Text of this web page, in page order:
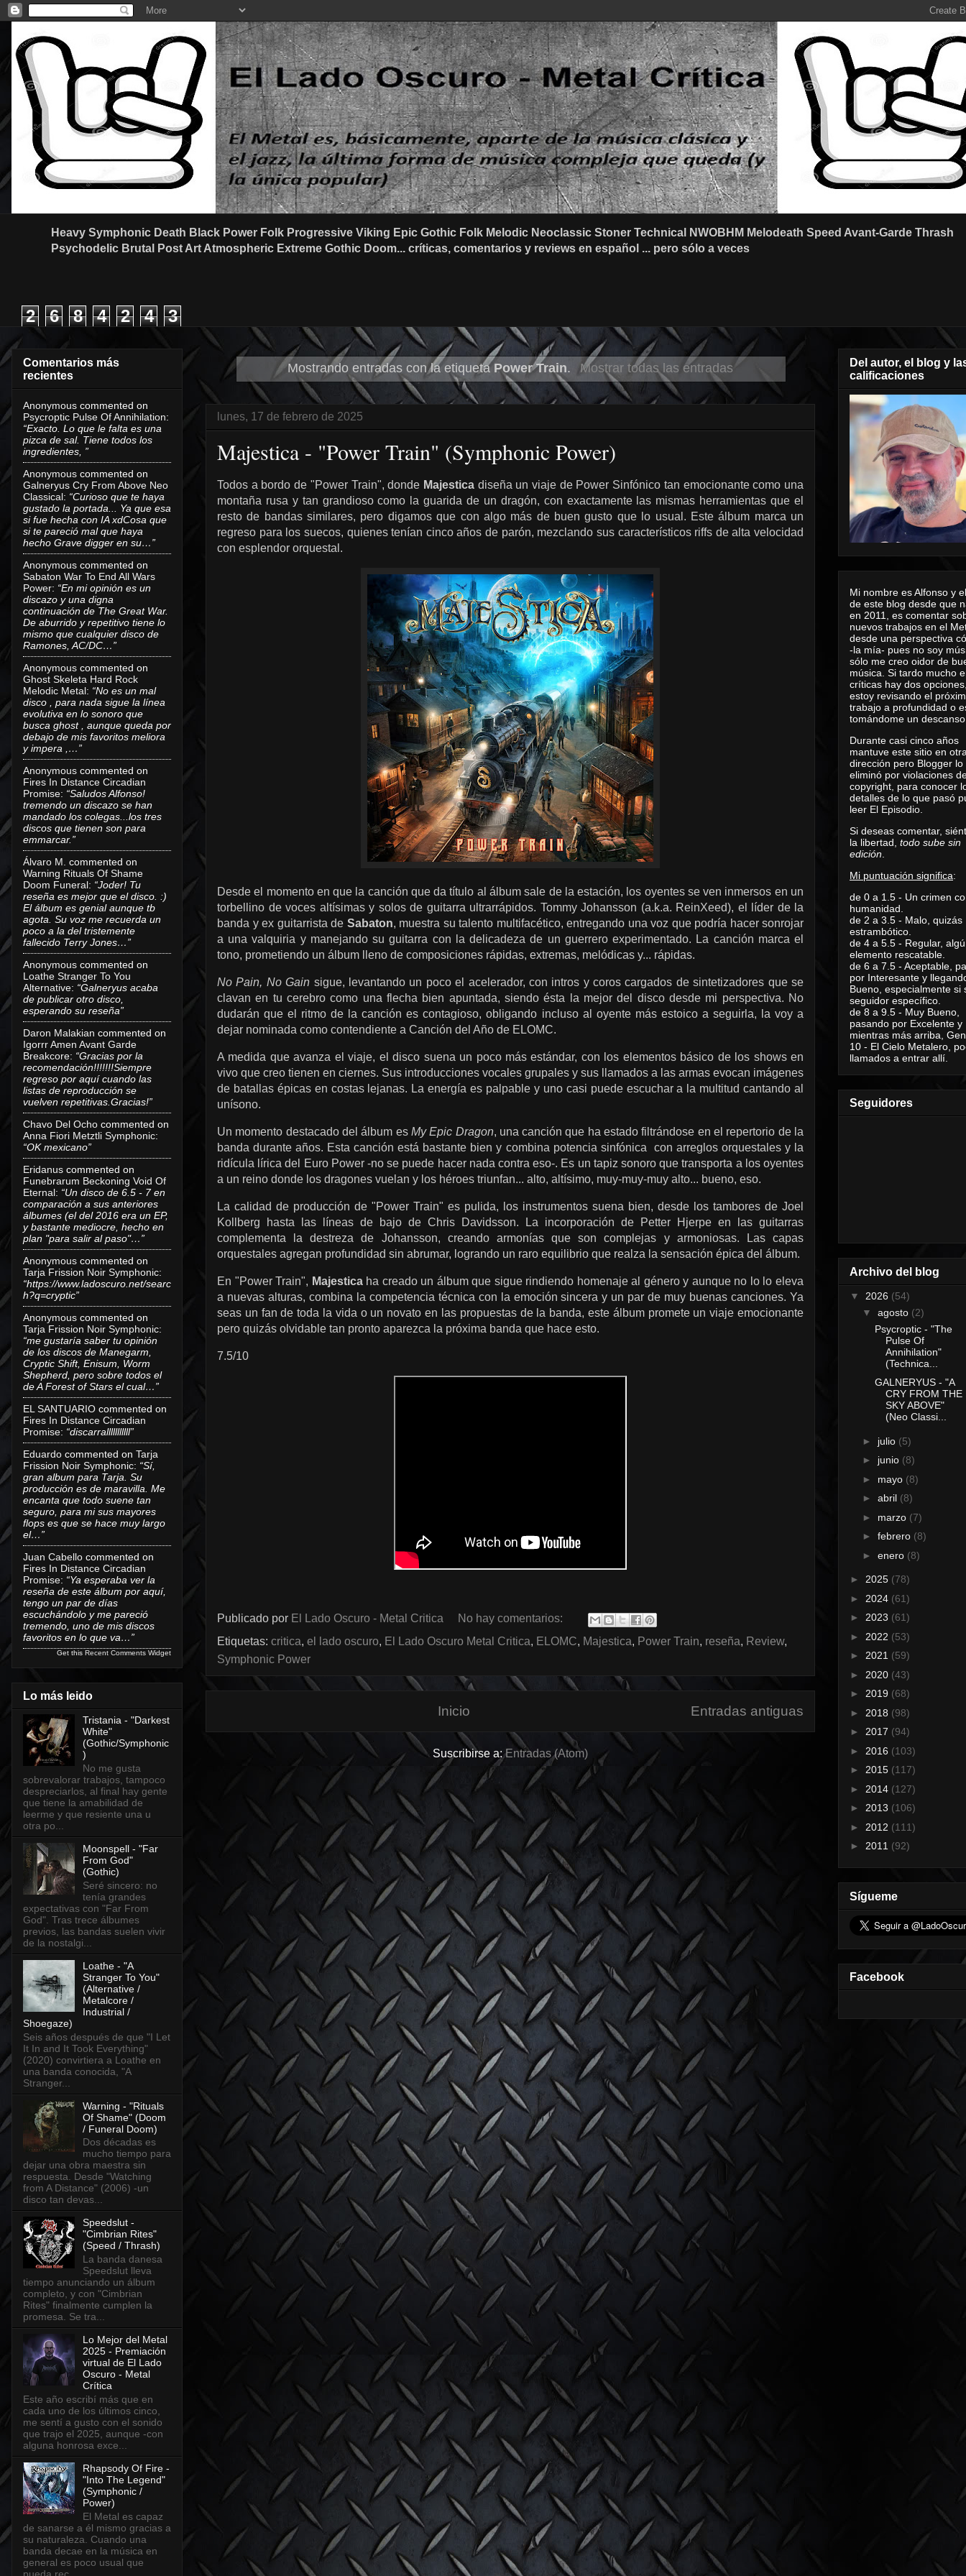
Heavy Symphonic Death Black Power Folk Progressive Viking Epic Gothic Folk Melodic Neoclassic Stoner Technical NWOBHM Melodeath Speed Avant-Garde Thrash
Psychodelic Brutal Post Art Atmospheric Extreme Gothic Doom... críticas, comentarios y reviews en español ... pero sólo a veces
2 6 8 4 2 4 3
Mostrando entradas con la etiqueta Power Train. Mostrar todas las entradas
lunes, 17 de febrero de 2025
Majestica - "Power Train" (Symphonic Power)
Todos a bordo de "Power Train", donde Majesticadiseña un viaje de Power Sinfónico tan emocionante como una
montaña rusa y tan grandioso como la guarida de un dragón, con exactamente las mismas herramientas que el
resto de bandas similares, pero digamos que con algo más de buen gusto que lo usual. Este álbum marca un
regreso para los suecos, quienes tenían cinco años de parón, mezclando sus característicos riffs de alta velocidad
con esplendor orquestal.
Desde el momento en que la canción que da título al álbum sale de la estación, los oyentes se ven inmersos en un
torbellino de voces altísimas y solos de guitarra ultrarrápidos. Tommy Johansson (a.k.a. ReinXeed), el líder de la
banda y ex guitarrista de Sabaton, muestra su talento multifacético, entregando una voz que podría hacer sonrojar
a una valquiria y manejando su guitarra con la delicadeza de un guerrero experimentado. La canción marca el
tono, prometiendo un álbum lleno de composiciones rápidas, extremas, melódicas y... rápidas.
No Pain, No Gain sigue, levantando un poco el acelerador, con intros y coros cargados de sintetizadores que se
clavan en tu cerebro como una flecha bien apuntada, siendo ésta la mejor del disco desde mi perspectiva. No
dudarán que el ritmo de la canción es contagioso, obligando incluso al oyente más estoico a seguirla, la voy a
dejar nominada como contendiente a Canción del Año de ELOMC.
A medida que avanza el viaje, el disco suena un poco más estándar, con los elementos básico de los shows en
vivo que creo tienen en ciernes. Sus introducciones vocales grupales y sus llamados a las armas evocan imágenes
de batallas épicas en costas lejanas. La energía es palpable y uno casi puede escuchar a la multitud cantando al
unísono.
Un momento destacado del álbum es My Epic Dragon, una canción que ha estado filtrándose en el repertorio de la
banda durante años. Esta canción está bastante bien y combina potencia sinfónica con arreglos orquestales y la
ridícula lírica del Euro Power -no se puede hacer nada contra eso-. Es un tapiz sonoro que transporta a los oyentes
a un reino donde los dragones vuelan y los héroes triunfan... alto, altísimo, muy-muy-muy alto... bueno, eso.
La calidad de producción de "Power Train" es pulida, los instrumentos suena bien, desde los tambores de Joel
Kollberg hasta las líneas de bajo de Chris Davidsson. La incorporación de Petter Hjerpe en las guitarras
complementa la destreza de Johansson, creando armonías que son complejas y armoniosas. Las capas
orquestales agregan profundidad sin abrumar, logrando un raro equilibrio que realza la sensación épica del álbum.
En "Power Train", Majesticaha creado un álbum que sigue rindiendo homenaje al género y aunque no lo lo eleva
a nuevas alturas, combina la competencia técnica con la emoción sincera y un par de muy buenas canciones. Ya
seas un fan de toda la vida o un novato en las propuestas de la banda, este álbum promete un viaje emocionante
pero quizás olvidable tan pronto aparezca la próxima banda que hace esto.
7.5/10
Publicado por El Lado Oscuro - Metal Critica
No hay comentarios:
Etiquetas: critica, el lado oscuro, El Lado Oscuro Metal Critica, ELOMC, Majestica, Power Train, reseña, Review,
Symphonic Power
Entradas antiguas
Inicio
Suscribirse a:Entradas (Atom)
Comentarios más
recientes
Anonymous commented on
Psycroptic Pulse Of Annihilation:
“Exacto. Lo que le falta es una
pizca de sal. Tiene todos los
ingredientes, ”
Anonymous commented on
Galneryus Cry From Above Neo
Classical: “Curioso que te haya
gustado la portada... Ya que esa
si fue hecha con IA xdCosa que
si te pareció mal que haya
hecho Grave digger en su…”
Anonymous commented on
Sabaton War To End All Wars
Power: “En mi opinión es un
discazo y una digna
continuación de The Great War.
De aburrido y repetitivo tiene lo
mismo que cualquier disco de
Ramones, AC/DC…”
Anonymous commented on
Ghost Skeleta Hard Rock
Melodic Metal: “No es un mal
disco , para nada sigue la línea
evolutiva en lo sonoro que
busca ghost , aunque queda por
debajo de mis favoritos meliora
y impera ,…”
Anonymous commented on
Fires In Distance Circadian
Promise: “Saludos Alfonso!
tremendo un discazo se han
mandado los colegas...los tres
discos que tienen son para
emmarcar.”
Álvaro M. commented on
Warning Rituals Of Shame
Doom Funeral: “Joder! Tu
reseña es mejor que el disco. :)
El álbum es genial aunque tb
agota. Su voz me recuerda un
poco a la del tristemente
fallecido Terry Jones…”
Anonymous commented on
Loathe Stranger To You
Alternative: “Galneryus acaba
de publicar otro disco,
esperando su reseña”
Daron Malakian commented on
Igorrr Amen Avant Garde
Breakcore: “Gracias por la
recomendación!!!!!!!Siempre
regreso por aquí cuando las
listas de reproducción se
vuelven repetitivas.Gracias!”
Chavo Del Ocho commented on
Anna Fiori Metztli Symphonic:
“OK mexicano”
Eridanus commented on
Funebrarum Beckoning Void Of
Eternal: “Un disco de 6.5 - 7 en
comparación a sus anteriores
álbumes (el del 2016 era un EP,
y bastante mediocre, hecho en
plan "para salir al paso"…”
Anonymous commented on
Tarja Frission Noir Symphonic:
“https://www.ladoscuro.net/searc
h?q=cryptic”
Anonymous commented on
Tarja Frission Noir Symphonic:
“me gustaría saber tu opinión
de los discos de Manegarm,
Cryptic Shift, Enisum, Worm
Shepherd, pero sobre todos el
de A Forest of Stars el cual…”
EL SANTUARIO commented on
Fires In Distance Circadian
Promise: “discarralllllllllll”
Eduardo commented on Tarja
Frission Noir Symphonic: “Sí,
gran album para Tarja. Su
producción es de maravilla. Me
encanta que todo suene tan
seguro, para mi sus mayores
flops es que se hace muy largo
el…”
Juan Cabello commented on
Fires In Distance Circadian
Promise: “Ya esperaba ver la
reseña de este álbum por aquí,
tengo un par de días
escuchándolo y me pareció
tremendo, uno de mis discos
favoritos en lo que va…”
Get this Recent Comments Widget
Lo más leido
Tristania - "Darkest
White"
(Gothic/Symphonic
)
No me gusta
sobrevalorar trabajos, tampoco
despreciarlos, al final hay gente
que tiene la amabilidad de
leerme y que resiente una u
otra po...
Moonspell - "Far
From God"
(Gothic)
Seré sincero: no
tenía grandes
expectativas con "Far From
God". Tras trece álbumes
previos, las bandas suelen vivir
de la nostalgi...
Loathe - "A
Stranger To You"
(Alternative /
Metalcore /
Industrial /
Shoegaze)
Seis años después de que "I Let
It In and It Took Everything"
(2020) convirtiera a Loathe en
una banda conocida, "A
Stranger...
Warning - "Rituals
Of Shame" (Doom
/ Funeral Doom)
Dos décadas es
mucho tiempo para
dejar una obra maestra sin
respuesta. Desde "Watching
from A Distance" (2006) -un
disco tan devas...
Speedslut -
"Cimbrian Rites"
(Speed / Thrash)
La banda danesa
Speedslut lleva
tiempo anunciando un álbum
completo, y con "Cimbrian
Rites" finalmente cumplen la
promesa. Se tra...
Lo Mejor del Metal
2025 - Premiación
virtual de El Lado
Oscuro - Metal
Crítica
Este año escribí más que en
cada uno de los últimos cinco,
me sentí a gusto con el sonido
que trajo el 2025, aunque -con
alguna honrosa exce...
Rhapsody Of Fire -
"Into The Legend"
(Symphonic /
Power)
El Metal es capaz
de sanarse a él mismo gracias a
su naturaleza. Cuando una
banda decae en la música en
general es poco usual que
pueda rec...
Del autor, el blog y
calificaciones
Mi nombre es Alfonso y
de este blog desde que
en 2011, es comentar
nuevos trabajos en el
desde una perspectiva
-la mía- pues no soy
sólo me creo oidor de
música. Si tardo mucho
críticas hay dos
estoy revisando el
trabajo a profundidad o
tomándome un
Durante casi cinco años
mantuve este sitio en
dirección pero Blogger lo
eliminó por violaciones
copyright, para conocer
detalles de lo que pasó
leer El Episodio
Si deseas comentar,
la libertad, todo sube sin
edición
Mi puntuación significa:
de 0 a 1.5 - Un crimen
humanidad.
de 2 a 3.5 - Malo, quizás
estrambótico.
de 4 a 5.5 - Regular,
elemento rescatable.
de 6 a 7.5 - Aceptable,
por Interesante y
Bueno, especialmente si
seguidor específico.
de 8 a 9.5 - Muy Bueno,
pasando por Excelente y
mientras más arriba,
10 - El Cielo Metalero,
llamados a entrar allí.
Seguidores
Archivo del blog
▼ 2026 (54)
▼ agosto (2)
Psycroptic - "The
Pulse Of
Annihilation"
(Technica...
GALNERYUS - "A
CRY FROM THE
SKY ABOVE"
(Neo Classi...
► julio (5)
► junio (8)
► mayo (8)
► abril (8)
► marzo (7)
► febrero (8)
► enero (8)
► 2025 (78)
► 2024 (61)
► 2023 (61)
► 2022 (53)
► 2021 (59)
► 2020 (43)
► 2019 (68)
► 2018 (98)
► 2017 (94)
► 2016 (103)
► 2015 (117)
► 2014 (127)
► 2013 (106)
► 2012 (111)
► 2011 (92)
Sígueme
Facebook